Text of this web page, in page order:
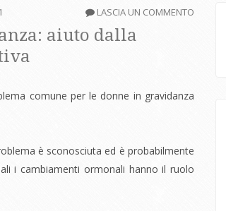
LASCIA UN COMMENTO
aiuto dalla
comune per le donne in gravidanza
è sconosciuta ed è probabilmente
i cambiamenti ormonali hanno il ruolo